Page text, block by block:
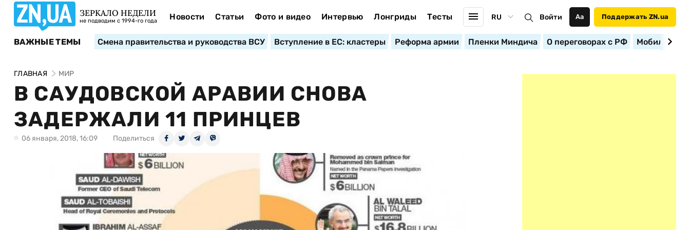
ЗЕРКАЛО НЕДЕЛИ
не подводим с 1994-го года Новости Статьи Фото и видео Интервью Лонгриды Тесты RU Войти Аа Поддержать ZN.ua
ВАЖНЫЕ ТЕМЫ Смена правительства и руководства ВСУ Вступление в ЕС: кластеры Реформа армии Пленки Миндича О переговорах с РФ
ГЛАВНАЯ МИР
В САУДОВСКОЙ АРАВИИ СНОВА
ЗАДЕРЖАЛИ 11 ПРИНЦЕВ
06 января, 2018, 16:09 Поделиться